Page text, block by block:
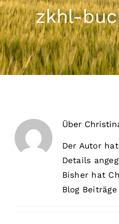
zkhl-
Über
Der Autor
Details
Bisher hat
Blog